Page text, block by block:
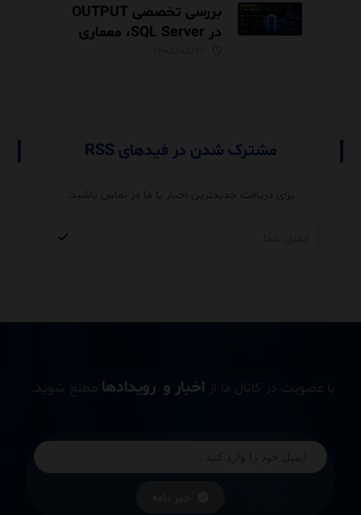
USERELATIONSHIP
بررسی تخصصی OUTPUT
در SQL Server، معماری
مشترک شدن در فیدهای RSS
برای دریافت جدیدترین اخبار با ما در تماس باشید.
با عضویت در کانال ما از اخبار و رویدادها مطلع شوید.